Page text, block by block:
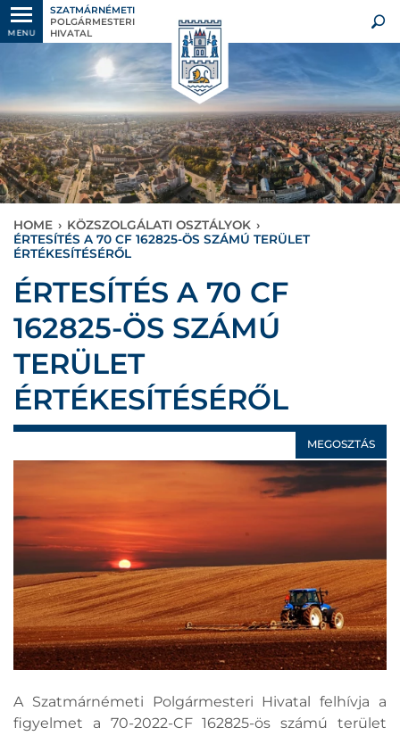
MENU
SZATMÁRNÉMETI
POLGÁRMESTERI
HIVATAL
HOME › KÖZSZOLGÁLATI OSZTÁLYOK ›
ÉRTESÍTÉS A 70 CF 162825-ÖS SZÁMÚ TERÜLET
ÉRTÉKESÍTÉSÉRŐL
ÉRTESÍTÉS A 70 CF
162825-ÖS SZÁMÚ
TERÜLET
ÉRTÉKESÍTÉSÉRŐL
MEGOSZTÁS
A Szatmárnémeti Polgármesteri Hivatal felhívja a
figyelmet a 70-2022-CF 162825-ös számú terület